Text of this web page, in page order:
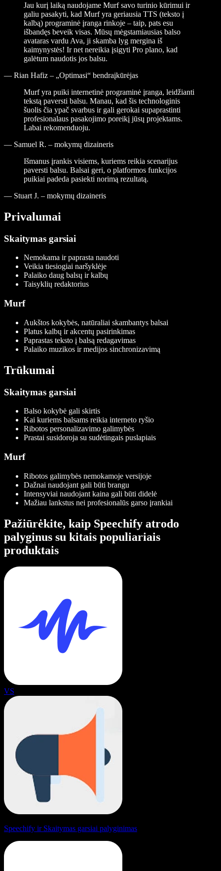
Jau kurį laiką naudojame Murf savo turinio kūrimui ir
galiu pasakyti, kad Murf yra geriausia TTS (teksto į
kalbą) programinė įranga rinkoje – taip, pats esu
išbandęs beveik visas. Mūsų mėgstamiausias balso
avataras vardu Ava, ji skamba lyg mergina iš
kaimynystės! Ir net nereikia įsigyti Pro plano, kad
galėtum naudotis jos balsu.
— Rian Hafiz – „Optimasi“ bendraįkūrėjas
Murf yra puiki internetinė programinė įranga, leidžianti
tekstą paversti balsu. Manau, kad šis technologinis
šuolis čia ypač svarbus ir gali gerokai supaprastinti
profesionalaus pasakojimo poreikį jūsų projektams.
Labai rekomenduoju.
— Samuel R. – mokymų dizaineris
Išmanus įrankis visiems, kuriems reikia scenarijus
paversti balsu. Balsai geri, o platformos funkcijos
puikiai padeda pasiekti norimą rezultatą.
— Stuart J. – mokymų dizaineris
Privalumai
Skaitymas garsiai
Nemokama ir paprasta naudoti
Veikia tiesiogiai naršyklėje
Palaiko daug balsų ir kalbų
Taisyklių redaktorius
Murf
Aukštos kokybės, natūraliai skambantys balsai
Platus kalbų ir akcentų pasirinkimas
Paprastas teksto į balsą redagavimas
Palaiko muzikos ir medijos sinchronizavimą
Trūkumai
Skaitymas garsiai
Balso kokybė gali skirtis
Kai kuriems balsams reikia interneto ryšio
Ribotos personalizavimo galimybės
Prastai susidoroja su sudėtingais puslapiais
Murf
Ribotos galimybės nemokamoje versijoje
Dažnai naudojant gali būti brangu
Intensyviai naudojant kaina gali būti didelė
Mažiau lankstus nei profesionalūs garso įrankiai
Pažiūrėkite, kaip Speechify atrodo
palyginus su kitais populiariais
produktais
VS
Speechify ir Skaitymas garsiai palyginimas